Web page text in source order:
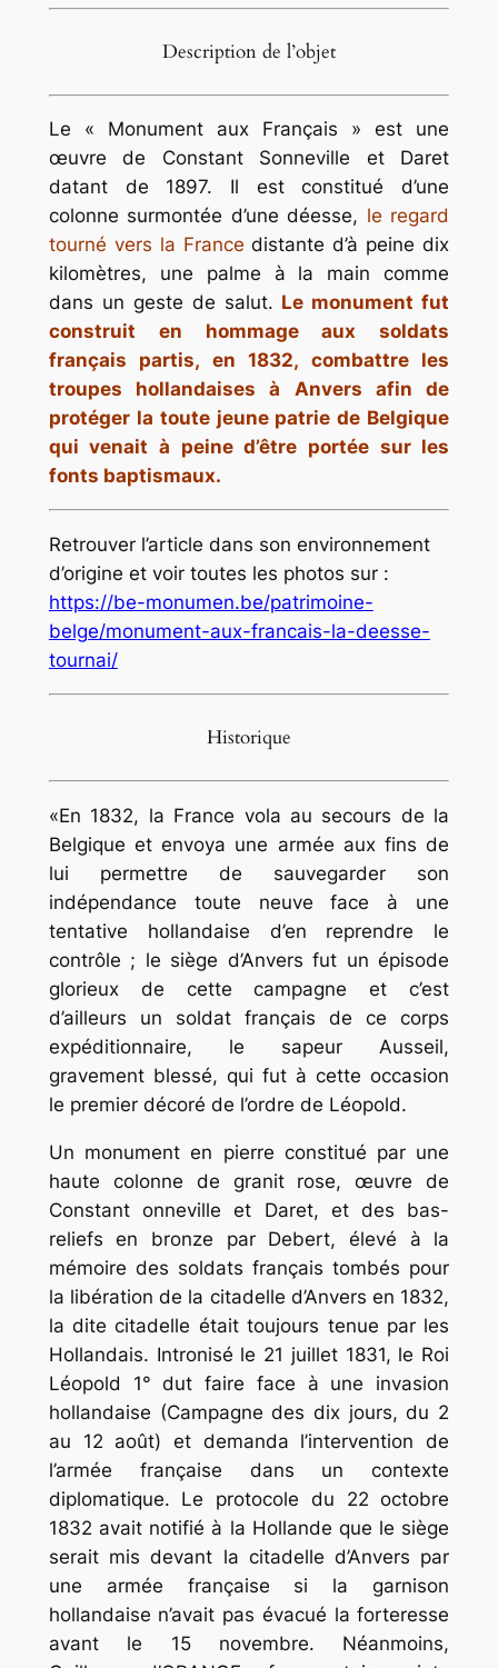
Description de l’objet
Le « Monument aux Français » est une
œuvre de Constant Sonneville et Daret
datant de 1897. Il est constitué d’une
colonne surmontée d’une déesse, le regard
tourné vers la France distante d’à peine dix
kilomètres, une palme à la main comme
dans un geste de salut. Le monument fut
construit en hommage aux soldats
français partis, en 1832, combattre les
troupes hollandaises à Anvers afin de
protéger la toute jeune patrie de Belgique
qui venait à peine d’être portée sur les
fonts baptismaux.
Retrouver l’article dans son environnement
d’origine et voir toutes les photos sur :
https://be-monumen.be/patrimoine-
belge/monument-aux-francais-la-deesse-
tournai/
Historique
«En 1832, la France vola au secours de la
Belgique et envoya une armée aux fins de
lui permettre de sauvegarder son
indépendance toute neuve face à une
tentative hollandaise d’en reprendre le
contrôle ; le siège d’Anvers fut un épisode
glorieux de cette campagne et c’est
d’ailleurs un soldat français de ce corps
expéditionnaire, le sapeur Ausseil,
gravement blessé, qui fut à cette occasion
le premier décoré de l’ordre de Léopold.
Un monument en pierre constitué par une
haute colonne de granit rose, œuvre de
Constant onneville et Daret, et des bas-
reliefs en bronze par Debert, élevé à la
mémoire des soldats français tombés pour
la libération de la citadelle d’Anvers en 1832,
la dite citadelle était toujours tenue par les
Hollandais. Intronisé le 21 juillet 1831, le Roi
Léopold 1° dut faire face à une invasion
hollandaise (Campagne des dix jours, du 2
au 12 août) et demanda l’intervention de
l’armée française dans un contexte
diplomatique. Le protocole du 22 octobre
1832 avait notifié à la Hollande que le siège
serait mis devant la citadelle d’Anvers par
une armée française si la garnison
hollandaise n’avait pas évacué la forteresse
avant le 15 novembre. Néanmoins,